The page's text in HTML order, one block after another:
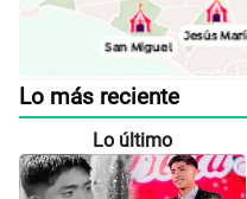
Lo más reciente
Lo último